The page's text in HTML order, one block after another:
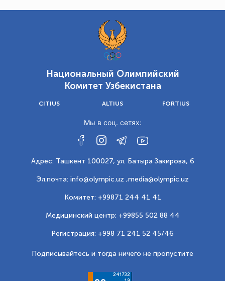
Национальный Олимпийский
Комитет Узбекистана
CITIUS ALTIUS FORTIUS
Мы в соц. сетях:
Адрес: Ташкент 100027, ул. Батыра Закирова, 6
Эл.почта: info@olympic.uz ,media@olympic.uz
Комитет: +99871 244 41 41
Медицинский центр: +99855 502 88 44
Регистрация: +998 71 241 52 45/46
Подписывайтесь и тогда ничего не пропустите